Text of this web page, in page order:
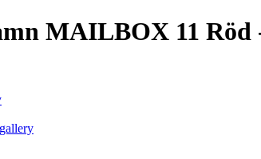
MAILBOX 11